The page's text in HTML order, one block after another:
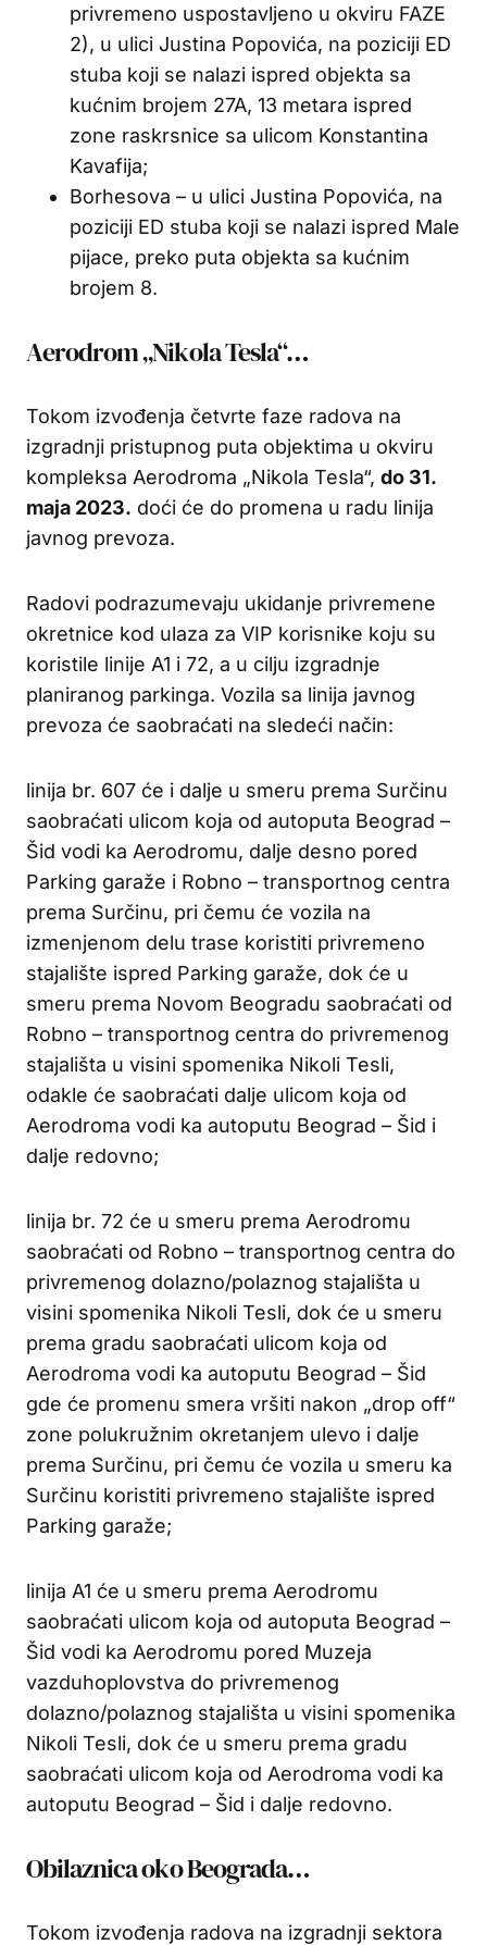
privremeno uspostavljeno u okviru FAZE
2), u ulici Justina Popovića, na poziciji ED
stuba koji se nalazi ispred objekta sa
kućnim brojem 27A, 13 metara ispred
zone raskrsnice sa ulicom Konstantina
Kavafija;
Borhesova – u ulici Justina Popovića, na
poziciji ED stuba koji se nalazi ispred Male
pijace, preko puta objekta sa kućnim
brojem 8.
Aerodrom „Nikola Tesla“…
Tokom izvođenja četvrte faze radova na
izgradnji pristupnog puta objektima u okviru
kompleksa Aerodroma „Nikola Tesla“, do 31.
maja 2023. doći će do promena u radu linija
javnog prevoza.
Radovi podrazumevaju ukidanje privremene
okretnice kod ulaza za VIP korisnike koju su
koristile linije A1 i 72, a u cilju izgradnje
planiranog parkinga. Vozila sa linija javnog
prevoza će saobraćati na sledeći način:
linija br. 607 će i dalje u smeru prema Surčinu
saobraćati ulicom koja od autoputa Beograd –
Šid vodi ka Aerodromu, dalje desno pored
Parking garaže i Robno – transportnog centra
prema Surčinu, pri čemu će vozila na
izmenjenom delu trase koristiti privremeno
stajalište ispred Parking garaže, dok će u
smeru prema Novom Beogradu saobraćati od
Robno – transportnog centra do privremenog
stajališta u visini spomenika Nikoli Tesli,
odakle će saobraćati dalje ulicom koja od
Aerodroma vodi ka autoputu Beograd – Šid i
dalje redovno;
linija br. 72 će u smeru prema Aerodromu
saobraćati od Robno – transportnog centra do
privremenog dolazno/polaznog stajališta u
visini spomenika Nikoli Tesli, dok će u smeru
prema gradu saobraćati ulicom koja od
Aerodroma vodi ka autoputu Beograd – Šid
gde će promenu smera vršiti nakon „drop off“
zone polukružnim okretanjem ulevo i dalje
prema Surčinu, pri čemu će vozila u smeru ka
Surčinu koristiti privremeno stajalište ispred
Parking garaže;
linija A1 će u smeru prema Aerodromu
saobraćati ulicom koja od autoputa Beograd –
Šid vodi ka Aerodromu pored Muzeja
vazduhoplovstva do privremenog
dolazno/polaznog stajališta u visini spomenika
Nikoli Tesli, dok će u smeru prema gradu
saobraćati ulicom koja od Aerodroma vodi ka
autoputu Beograd – Šid i dalje redovno.
Obilaznica oko Beograda…
Tokom izvođenja radova na izgradnji sektora